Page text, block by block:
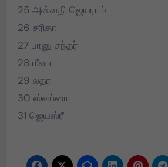
25 அஸ்வதி ஜெயராம்
26 சரிதா
27 பானு சந்தர்
28 மீனா
29 லதா
30 ஸ்வப்னா
31 ஜெயஸ்ரீ